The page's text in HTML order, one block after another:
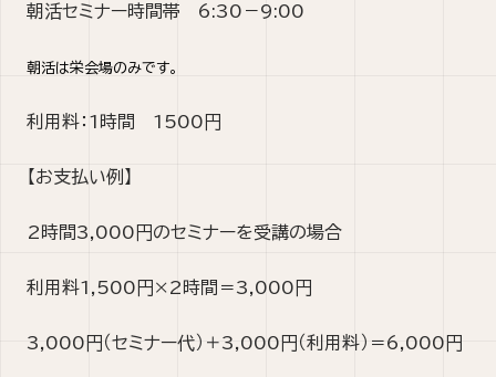
朝活セミナー時間帯 6:30－9:00
朝活は栄会場のみです。
利用料：1時間 1500円
【お支払い例】
2時間3,000円のセミナーを受講の場合
利用料1,500円×2時間＝3,000円
3,000円（セミナー代）＋3,000円（利用料）＝6,000円